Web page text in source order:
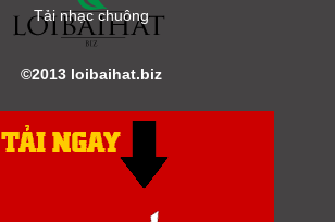
Tải nhạc chuông
©2013 loibaihat.biz